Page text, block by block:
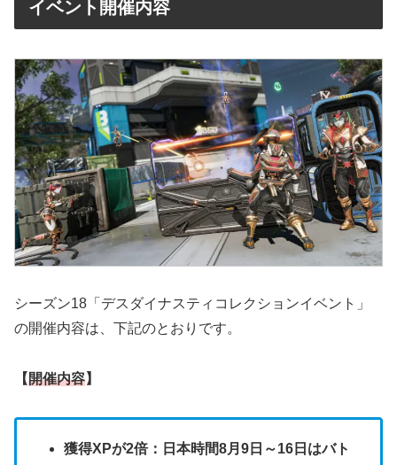
イベント開催内容
シーズン18「デスダイナスティコレクションイベント」
の開催内容は、下記のとおりです。
【開催内容】
獲得XPが2倍：日本時間8月9日～16日はバト